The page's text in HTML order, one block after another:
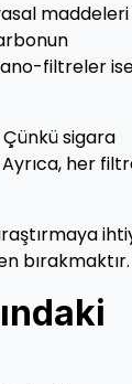
maddeleri
filtreler
sigara
her
bırakmaktır.